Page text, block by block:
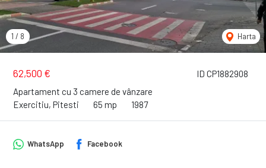
ID CP1882908
62,500 €
Apartament cu 3 camere de vânzare
Exercitiu, Pitesti
65 mp 1987
1 / 8 Harta
WhatsApp Facebook